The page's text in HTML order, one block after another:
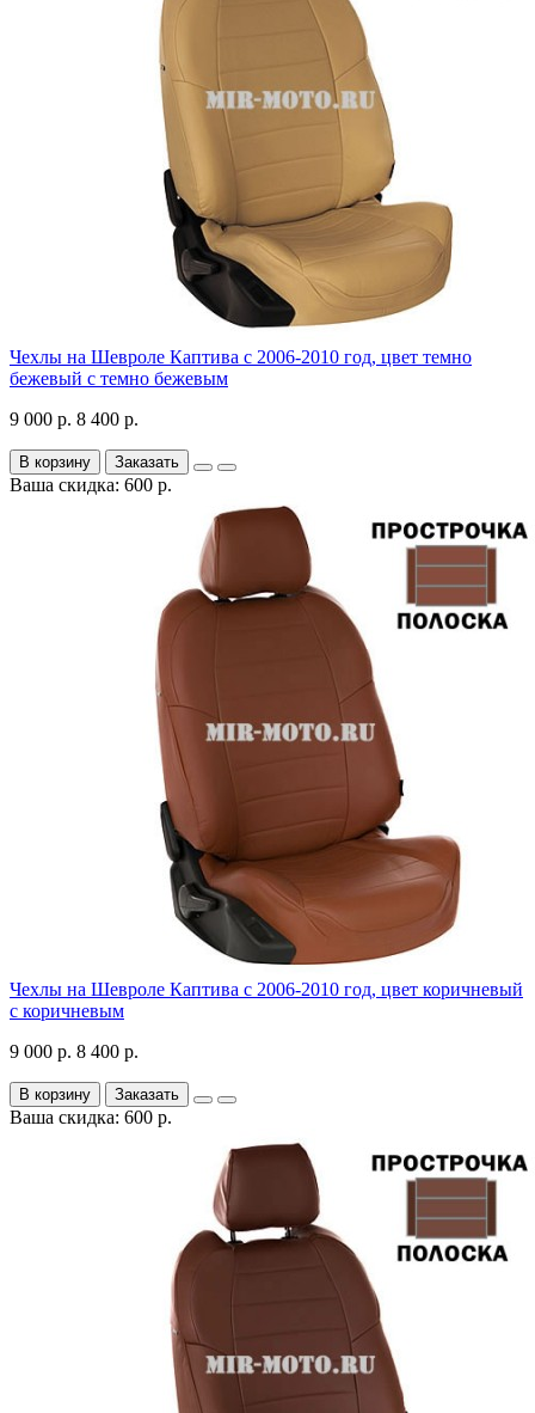
Чехлы на Шевроле Каптива с 2006-2010 год, цвет темно
бежевый с темно бежевым
9 000 р. 8 400 р.
В корзину Заказать
Ваша скидка: 600 р.
Чехлы на Шевроле Каптива с 2006-2010 год, цвет коричневый
с коричневым
9 000 р. 8 400 р.
В корзину Заказать
Ваша скидка: 600 р.